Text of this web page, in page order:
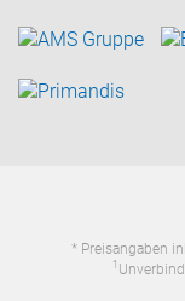
* Preisangaben
1